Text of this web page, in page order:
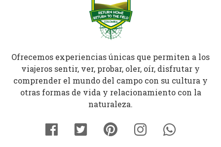
Ofrecemos experiencias únicas que permiten a los
viajeros sentir, ver, probar, oler, oír, disfrutar y
comprender el mundo del campo con su cultura y
otras formas de vida y relacionamiento con la
naturaleza.